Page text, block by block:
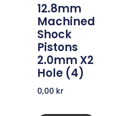
12.8mm
Machined
Shock
Pistons
2.0mm X2
Hole (4)
0,00 kr